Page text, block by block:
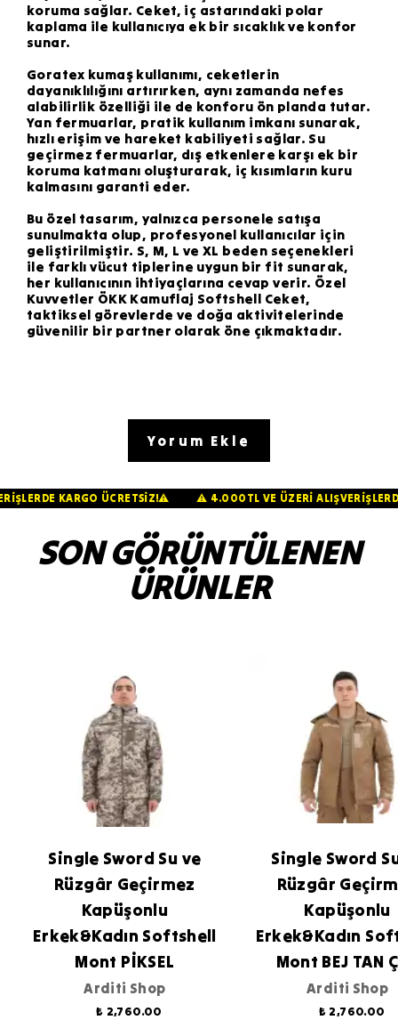
koruma sağlar. Ceket, iç astarındaki polar
kaplama ile kullanıcıya ek bir sıcaklık ve konfor
sunar.
Goratex kumaş kullanımı, ceketlerin
dayanıklılığını artırırken, aynı zamanda nefes
alabilirlik özelliği ile de konforu ön planda tutar.
Yan fermuarlar, pratik kullanım imkanı sunarak,
hızlı erişim ve hareket kabiliyeti sağlar. Su
geçirmez fermuarlar, dış etkenlere karşı ek bir
koruma katmanı oluşturarak, iç kısımların kuru
kalmasını garanti eder.
Bu özel tasarım, yalnızca personele satışa
sunulmakta olup, profesyonel kullanıcılar için
geliştirilmiştir. S, M, L ve XL beden seçenekleri
ile farklı vücut tiplerine uygun bir fit sunarak,
her kullanıcının ihtiyaçlarına cevap verir. Özel
Kuvvetler ÖKK Kamuflaj Softshell Ceket,
taktiksel görevlerde ve doğa aktivitelerinde
güvenilir bir partner olarak öne çıkmaktadır.
Yorum Ekle
KARGO ÜCRETSİZ!⚠️ ⚠️ 4.000TL VE ÜZERİ
SON GÖRÜNTÜLENEN
ÜRÜNLER
Single Sword Su ve
Rüzgâr Geçirmez
Kapüşonlu
Erkek&Kadın Softshell
Mont PİKSEL
Arditi Shop
₺ 2,760.00
Single Sword
Rüzgâr
Kapüşonlu
Erkek&Kadın
Mont BEJ TAN
Arditi Shop
₺ 2,760.00